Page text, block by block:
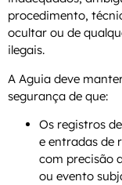
procedimento,
ocultar ou de
ilegais.
A Aguia deve
segurança de que:
Os registros
e entradas de
com precisão
ou evento